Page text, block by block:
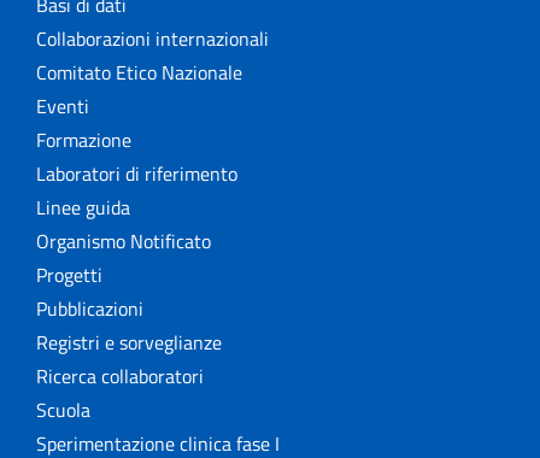
Collaborazioni internazionali
Comitato Etico Nazionale
Eventi
Formazione
Laboratori di riferimento
Linee guida
Organismo Notificato
Progetti
Pubblicazioni
Registri e sorveglianze
Ricerca collaboratori
Scuola
Sperimentazione clinica fase I